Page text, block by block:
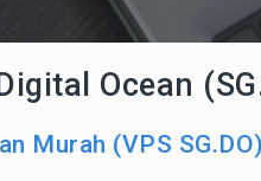
Ocean
Murah (VPS